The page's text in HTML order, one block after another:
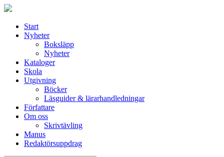
Start
Nyheter
Boksläpp
Nyheter
Kataloger
Skola
Utgivning
Böcker
Läsguider & lärarhandledningar
Författare
Om oss
Skrivtävling
Manus
Redaktörsuppdrag